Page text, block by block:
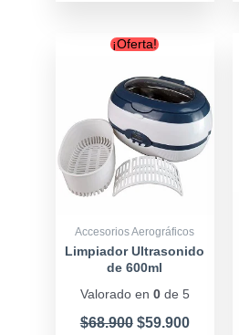
¡Oferta!
Accesorios Aerográficos
Limpiador Ultrasonido
de 600ml
Valorado en 0de 5
$68.900
Original
was:
$68.900.
$59.900
$59.900.